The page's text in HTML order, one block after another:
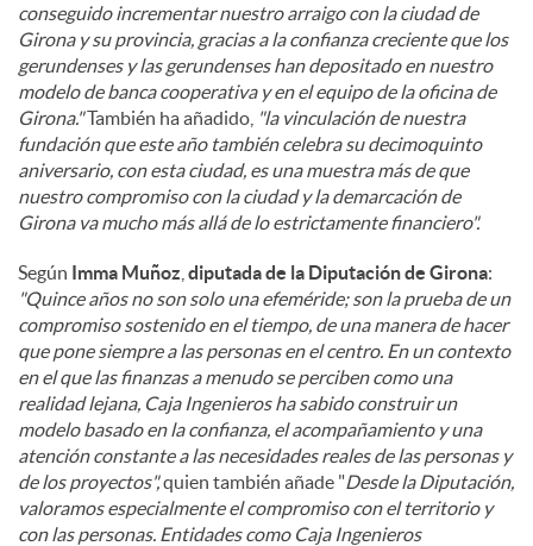
conseguido incrementar nuestro arraigo con la ciudad de
Girona y su provincia, gracias a la confianza creciente que los
gerundenses y las gerundenses han depositado en nuestro
modelo de banca cooperativa y en el equipo de la oficina de
Girona."También ha añadido, "la vinculación de nuestra
fundación que este año también celebra su decimoquinto
aniversario, con esta ciudad, es una muestra más de que
nuestro compromiso con la ciudad y la demarcación de
Girona va mucho más allá de lo estrictamente financiero".
Según Imma Muñoz diputada de la Diputación de Girona:
"Quince años no son solo una efeméride; son la prueba de un
compromiso sostenido en el tiempo, de una manera de hacer
que pone siempre a las personas en el centro. En un contexto
en el que las finanzas a menudo se perciben como una
realidad lejana, Caja Ingenieros ha sabido construir un
modelo basado en la confianza, el acompañamiento y una
atención constante a las necesidades reales de las personas y
de los proyectos",quien también añade "Desde la Diputación,
valoramos especialmente el compromiso con el territorio y
con las personas. Entidades como Caja Ingenieros